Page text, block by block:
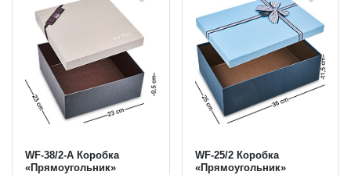
WF-38/2-A Коробка
«Прямоугольник»
WF-25/2 Коробка
«Прямоугольник»